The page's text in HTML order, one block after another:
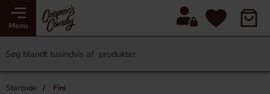
Menu
Startside Fini